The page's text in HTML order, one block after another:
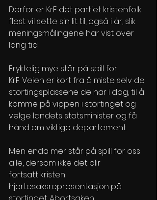
Derfor er KrF det partiet kristenfolk
flest vil sette sin lit til, også i år, slik
meningsmålingene har vist over
lang tid.
Fryktelig mye står på spill for
KrF. Veien er kort fra å miste selv de
stortingsplassene de har i dag, til å
komme på vippen i stortinget og
velge landets statsminister og få
hånd om viktige departement.
Men enda mer står på spill for oss
alle, dersom ikke det blir
fortsatt kristen
hjertesaksrepresentasjon på